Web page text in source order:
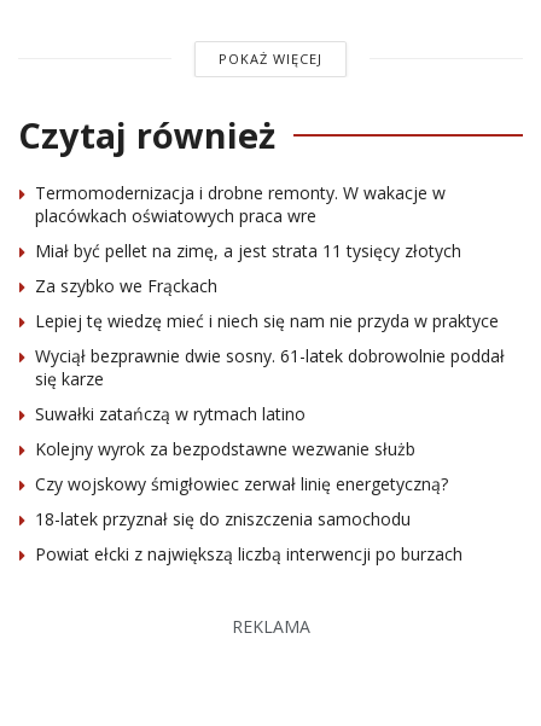
POKAŻ WIĘCEJ
Czytaj również
Termomodernizacja i drobne remonty. W wakacje w
placówkach oświatowych praca wre
Miał być pellet na zimę, a jest strata 11 tysięcy złotych
Za szybko we Frąckach
Lepiej tę wiedzę mieć i niech się nam nie przyda w praktyce
Wyciął bezprawnie dwie sosny. 61-latek dobrowolnie poddał
się karze
Suwałki zatańczą w rytmach latino
Kolejny wyrok za bezpodstawne wezwanie służb
Czy wojskowy śmigłowiec zerwał linię energetyczną?
18-latek przyznał się do zniszczenia samochodu
Powiat ełcki z największą liczbą interwencji po burzach
REKLAMA